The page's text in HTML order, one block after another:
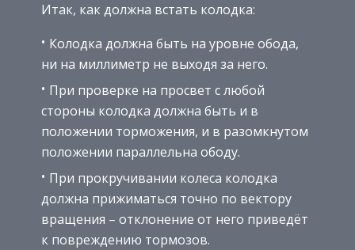
Итак, как должна встать колодка:
Колодка должна быть на уровне обода,
ни на миллиметр не выходя за него.
При проверке на просвет с любой
стороны колодка должна быть и в
положении торможения, и в разомкнутом
положении параллельна ободу.
При прокручивании колеса колодка
должна прижиматься точно по вектору
вращения – отклонение от него приведёт
к повреждению тормозов.